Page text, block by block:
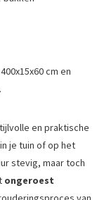
cm en
en praktische
je tuin of op het
stevig, maar toch
ongeroest